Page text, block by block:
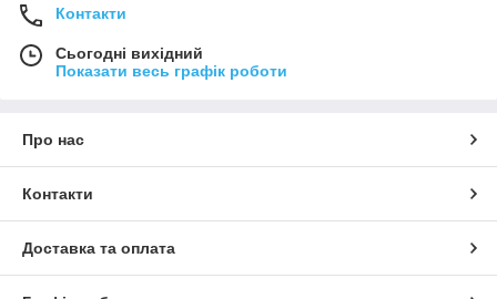
Контакти
Сьогодні вихідний
Показати весь графік роботи
Про нас
Контакти
Доставка та оплата